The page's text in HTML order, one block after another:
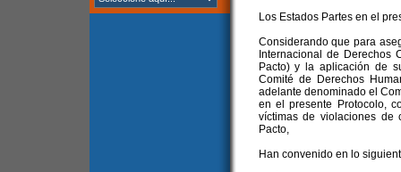
Los Estados Partes en el
Considerando que para
Internacional de Derechos
Pacto) y la aplicación de
Comité de Derechos
adelante denominado el
en el presente Protocolo,
víctimas de violaciones de
Pacto,
Han convenido en lo